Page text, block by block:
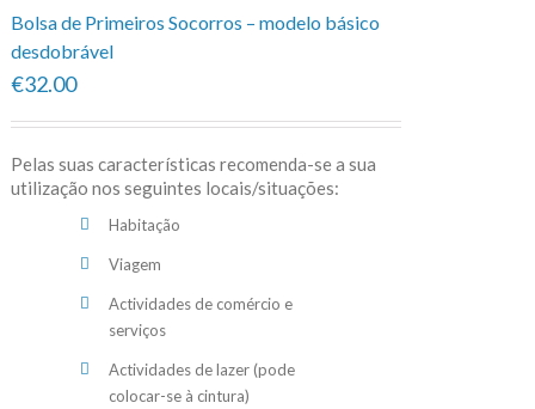
Bolsa de Primeiros Socorros – modelo básico
desdobrável
€32.00
Pelas suas características recomenda-se a sua
utilização nos seguintes locais/situações:
Habitação
Viagem
Actividades de comércio e
serviços
Actividades de lazer (pode
colocar-se à cintura)